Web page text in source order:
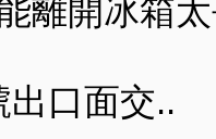
離開冰箱
口面交..